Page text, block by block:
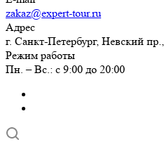
zakaz@expert-tour.ru
Адрес
г. Санкт-Петербург, Невский
Режим работы
Пн. – Вс.: с 9:00 до 20:00